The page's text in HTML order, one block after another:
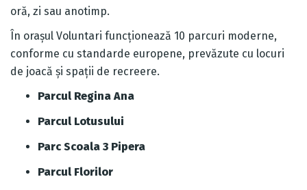
oră, zi sau anotimp.
În orașul Voluntari funcţionează 10 parcuri moderne,
conforme cu standarde europene, prevăzute cu locuri
de joacă și spații de recreere.
Parcul Regina Ana
Parcul Lotusului
Parc Scoala 3 Pipera
Parcul Florilor